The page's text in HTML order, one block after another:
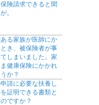
険請求できると聞
。
る家族が医師にか
き、被保険者が事
しまいました。家
健康保険にかかれ
か？
請に必要な扶養し
証明できる書類と
ですか？